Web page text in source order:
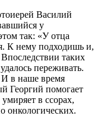
Василий
у
так: «У отца
К нему подходишь и,
таких
переживать.
в наше время
Георгий помогает
в ссорах,
онкологических.